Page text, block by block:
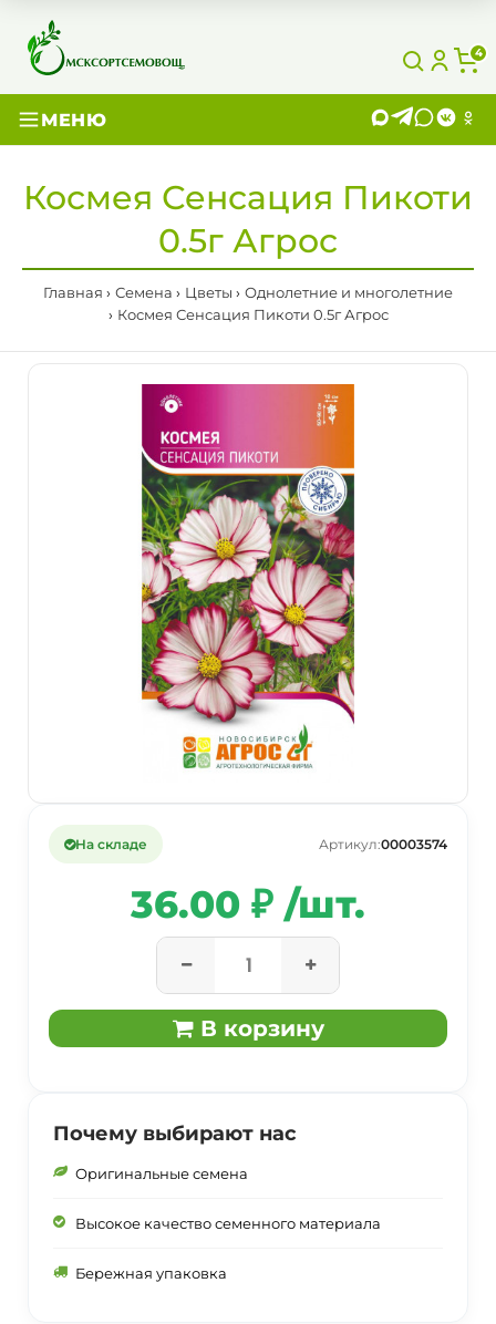
4
МЕНЮ
Космея Сенсация Пикоти
0.5г Агрос
Главная Семена Цветы
Однолетние и многолетние
Космея Сенсация Пикоти 0.5г Агрос
На складе Артикул:00003574
36.00 ₽ /шт.
В корзину
Почему выбирают нас
Оригинальные семена
Высокое качество семенного материала
Бережная упаковка